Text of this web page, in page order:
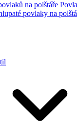
na polštáře
povlaky na